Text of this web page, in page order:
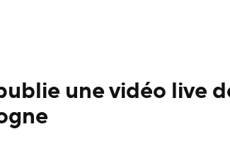
une vidéo live